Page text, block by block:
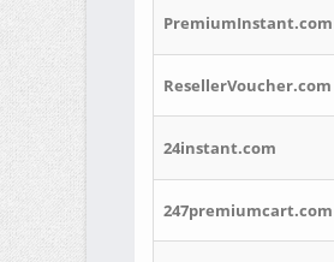
PremiumInstant.com
ResellerVoucher.com
24instant.com
247premiumcart.com